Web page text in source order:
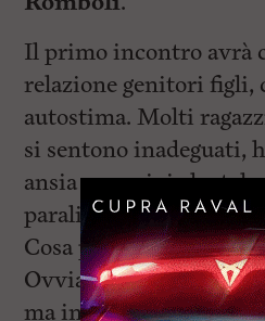
Il primo incontro avrà
relazione genitori figli,
autostima. Molti
si sentono inadeguati,
ansia eccessivi che
paralizzanti, cosa può
Cosa può fare un
Ovviamente non
ma interrogarsi è